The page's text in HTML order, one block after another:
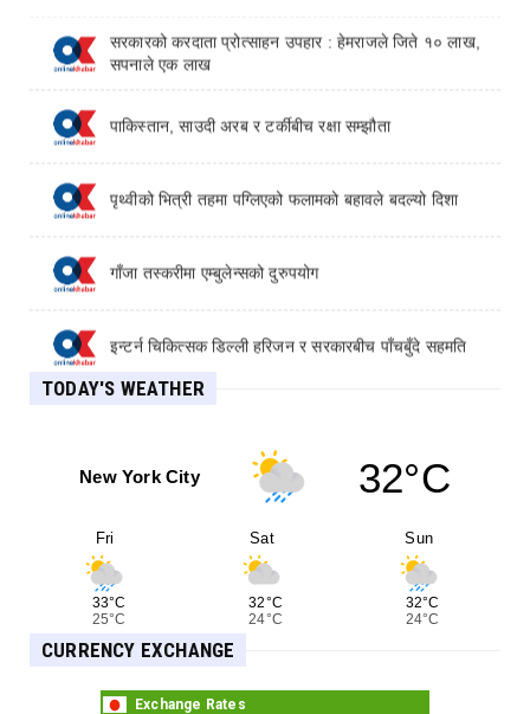
Record spells with no rain across parts of central
England footballer Ivan Toney charged with
How a 90-second power outage sparked chaos
सरकारको करदाता प्रोत्साहन उपहार : हेमराजले जिते १० लाख,
सपनाले एक लाख
पाकिस्तान, साउदी अरब र टर्कीबीच रक्षा सम्झौता
पृथ्वीको भित्री तहमा पग्लिएको फलामको बहावले बदल्यो दिशा
गाँजा तस्करीमा एम्बुलेन्सको दुरुपयोग
इन्टर्न चिकित्सक डिल्ली हरिजन र सरकारबीच पाँचबुँदे सहमति
ठगी र आपराधिक विश्वासघात मुद्दामा अभिषेक गिरीविरुद्ध म्याद थप
तीन प्रज्ञा प्रतिष्ठानमा नयाँ नेतृत्व, कुलपतिहरू को हुन् ?
TODAY'S WEATHER
New York City 32°C
Fri
33°C
25°C
Sat
32°C
24°C
Sun
32°C
24°C
CURRENCY EXCHANGE
Exchange Rates